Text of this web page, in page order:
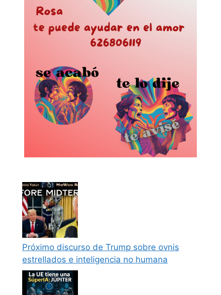
Próximo discurso de Trump sobre ovnis
estrellados e inteligencia no humana